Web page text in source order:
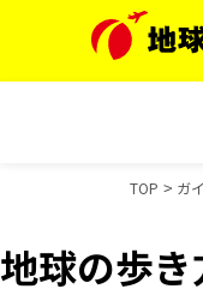
TOP ガ
地球の歩